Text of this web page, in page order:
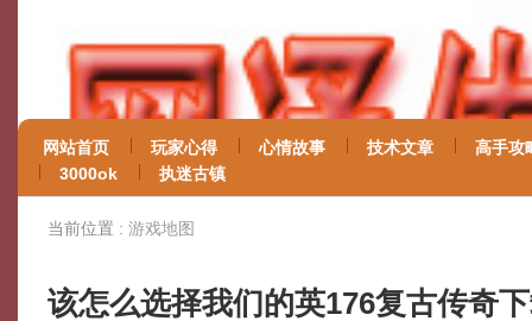
网站首页 玩家心得 心情故事 技术文章
高手攻
3000ok
执迷古镇
当前位置 : 游戏地图
该怎么选择我们的英176复古传奇